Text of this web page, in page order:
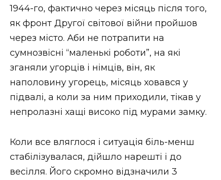
1944-го, фактично через місяць після того,
як фронт Другої світової війни пройшов
через місто. Аби не потрапити на
сумнозвісні “маленькі роботи”, на які
зганяли угорців і німців, він, як
наполовину угорець, місяць ховався у
підвалі, а коли за ним приходили, тікав у
непролазні хащі високо під мурами замку.
Коли все вляглося і ситуація біль-менш
стабілізувалася, дійшло нарешті і до
весілля. Його скромно відзначили 3